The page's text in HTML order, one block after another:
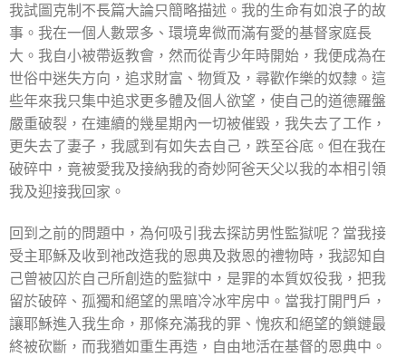
我試圖克制不長篇大論只簡略描述。我的生命有如浪子的故
事。我在一個人數眾多、環境卑微而滿有愛的基督家庭長
大。我自小被帶返教會，然而從青少年時開始，我便成為在
世俗中迷失方向，追求財富、物質及，尋歡作樂的奴隸。這
些年來我只集中追求更多體及個人欲望，使自己的道德羅盤
嚴重破裂，在連續的幾星期內一切被催毀，我失去了工作，
更失去了妻子，我感到有如失去自己，跌至谷底。但在我在
破碎中，竟被愛我及接納我的奇妙阿爸天父以我的本相引領
我及迎接我回家。
回到之前的問題中，為何吸引我去探訪男性監獄呢？當我接
受主耶穌及收到祂改造我的恩典及救恩的禮物時，我認知自
己曾被囚於自己所創造的監獄中，是罪的本質奴役我，把我
留於破碎、孤獨和絕望的黑暗冷冰牢房中。當我打開門戶，
讓耶穌進入我生命，那條充滿我的罪、愧疚和絕望的鎖鏈最
終被砍斷，而我猶如重生再造，自由地活在基督的恩典中。